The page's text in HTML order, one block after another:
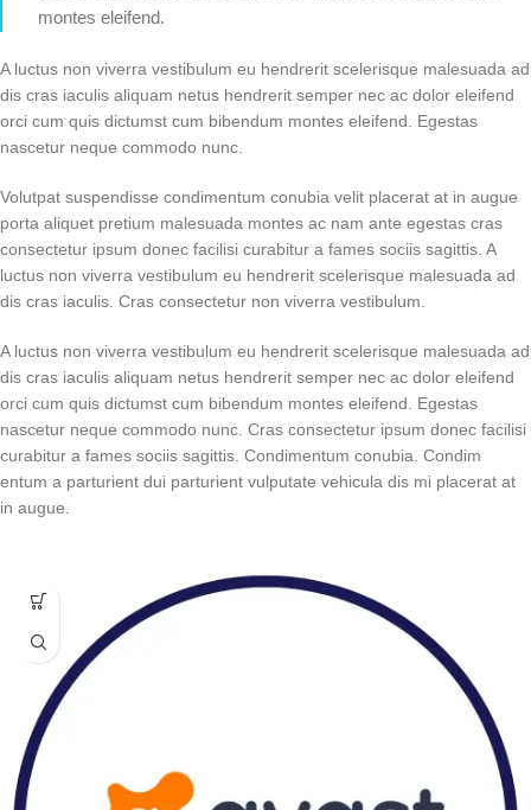
montes eleifend.
A luctus non viverra vestibulum eu hendrerit scelerisque malesuada ad
dis cras iaculis aliquam netus hendrerit semper nec ac dolor eleifend
orci cum quis dictumst cum bibendum montes eleifend. Egestas
nascetur neque commodo nunc.
Volutpat suspendisse condimentum conubia velit placerat at in augue
porta aliquet pretium malesuada montes ac nam ante egestas cras
consectetur ipsum donec facilisi curabitur a fames sociis sagittis. A
luctus non viverra vestibulum eu hendrerit scelerisque malesuada ad
dis cras iaculis. Cras consectetur non viverra vestibulum.
A luctus non viverra vestibulum eu hendrerit scelerisque malesuada ad
dis cras iaculis aliquam netus hendrerit semper nec ac dolor eleifend
orci cum quis dictumst cum bibendum montes eleifend. Egestas
nascetur neque commodo nunc. Cras consectetur ipsum donec facilisi
curabitur a fames sociis sagittis. Condimentum conubia. Condim
entum a parturient dui parturient vulputate vehicula dis mi placerat at
in augue.